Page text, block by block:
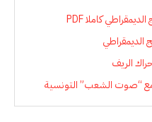
الريف
مع “صوت الشعب” التونسية